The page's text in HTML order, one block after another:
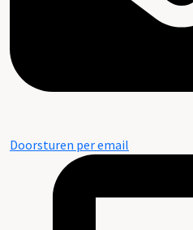
Doorsturen per email